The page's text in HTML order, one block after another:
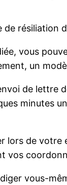
résiliation
vous
un
de lettre
minutes
lors de
vos
vous-